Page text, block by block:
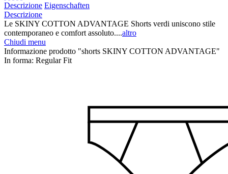
Descrizione Eigenschaften
Descrizione
Le SKINY COTTON ADVANTAGE Shorts verdi uniscono stile
contemporaneo e comfort assoluto....altro
Chiudi menu
Informazione prodotto "shorts SKINY COTTON ADVANTAGE"
In forma: Regular Fit